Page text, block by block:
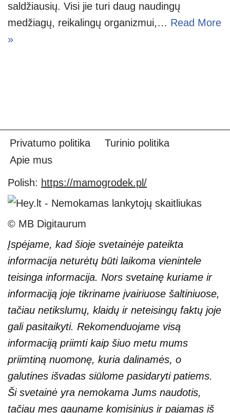
saldžiausių. Visi jie turi daug naudingų
medžiagų, reikalingų organizmui,… Read More
»
Privatumo politika
Turinio politika
Apie mus
Polish: https://mamogrodek.pl/
© MB Digitaurum
Įspėjame, kad šioje svetainėje pateikta
informacija neturėtų būti laikoma vienintele
teisinga informacija. Nors svetainę kuriame ir
informaciją joje tikriname įvairiuose šaltiniuose,
tačiau netikslumų, klaidų ir neteisingų faktų joje
gali pasitaikyti. Rekomenduojame visą
informaciją priimti kaip šiuo metu mums
priimtiną nuomonę, kuria dalinamės, o
galutines išvadas siūlome pasidaryti patiems.
Ši svetainė yra nemokama Jums naudotis,
tačiau mes gauname komisinius ir pajamas iš